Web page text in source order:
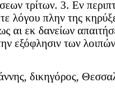
τρίτων. 3. Εν
λόγου πλην της
αι εκ δανείων
εξόφλησιν των
δικηγόρος,